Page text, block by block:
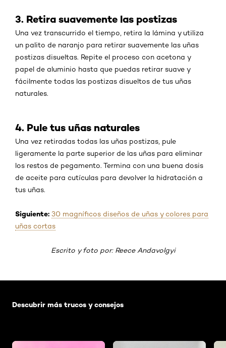
3. Retira suavemente las postizas
Una vez transcurrido el tiempo, retira la lámina y utiliza
un palito de naranjo para retirar suavemente las uñas
postizas disueltas. Repite el proceso con acetona y
papel de aluminio hasta que puedas retirar suave y
fácilmente todas las postizas disueltos de tus uñas
naturales.
4. Pule tus uñas naturales
Una vez retiradas todas las uñas postizas, pule
ligeramente la parte superior de las uñas para eliminar
los restos de pegamento. Termina con una buena dosis
de aceite para cutículas para devolver la hidratación a
tus uñas.
Siguiente: 30 magníficos diseños de uñas y colores para
uñas cortas
Escrito y foto por: Reece Andavolgyi
Descubrir más trucos y consejos